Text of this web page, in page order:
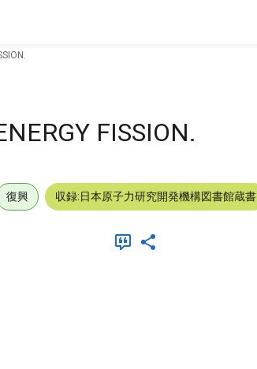
FISSION.
復興 収録:日本原子力研究開発機構図書館蔵書